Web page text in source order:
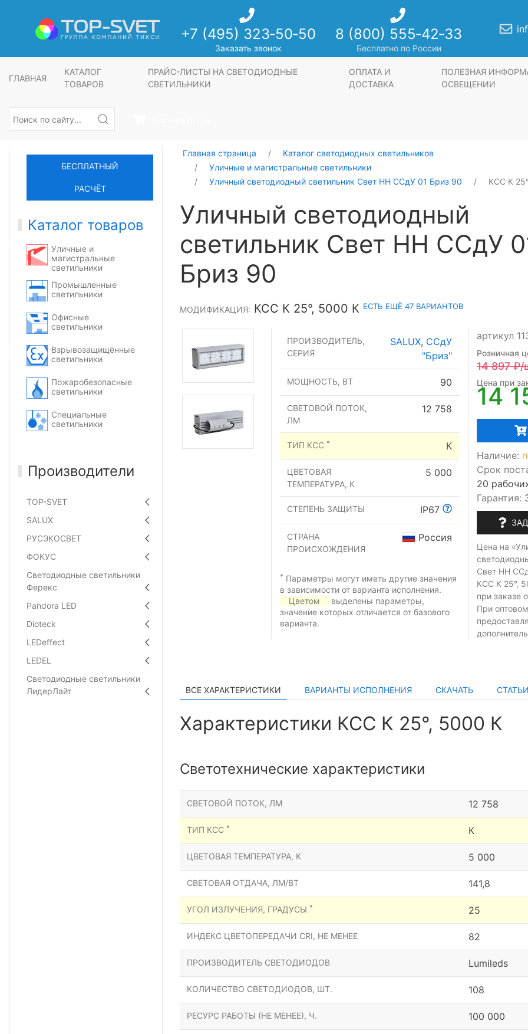
+7 (495) 323‑50‑50
Заказать звонок
8 (800) 555‑42‑33
Бесплатно по России
ГЛАВНАЯ
КАТАЛОГ
ТОВАРОВ
ПРАЙС-ЛИСТЫ НА СВЕТОДИОДНЫЕ
СВЕТИЛЬНИКИ
ОПЛАТА И
ДОСТАВКА
ПОЛЕЗНАЯ
ОСВЕЩЕНИИ
БЕСПЛАТНЫЙ
РАСЧЁТ
Каталог товаров
Уличные и
магистральные
светильники
Промышленные
светильники
Офисные
светильники
Взрывозащищённые
светильники
Пожаробезопасные
светильники
Специальные
светильники
Производители
TOP-SVET
SALUX
РУСЭКОСВЕТ
ФОКУС
Светодиодные светильники
Ферекс
Pandora LED
Dioteck
LEDeffect
LEDEL
Светодиодные светильники
ЛидерЛайт
Главная страница
Каталог светодиодных светильников
Уличные и магистральные светильники
Уличный светодиодный светильник Свет НН ССдУ 01 Бриз 90
КСС К
Уличный светодиодный
светильник Свет НН ССдУ
Бриз 90
МОДИФИКАЦИЯ: КСС К 25°, 5000 К ЕСТЬ ЕЩЁ 47 ВАРИАНТОВ
ПРОИЗВОДИТЕЛЬ,
СЕРИЯ
SALUX, ССдУ
"Бриз"
МОЩНОСТЬ, ВТ 90
СВЕТОВОЙ ПОТОК,
ЛМ
12 758
ТИП КСС * К
ЦВЕТОВАЯ
ТЕМПЕРАТУРА, К
5 000
СТЕПЕНЬ ЗАЩИТЫ IP67
СТРАНА
ПРОИСХОЖДЕНИЯ
Россия
* Параметры могут иметь другие значения
в зависимости от варианта исполнения.
Цветом
выделены параметры,
значение которых отличается от базового
варианта.
артикул
Розничная
14 897₽/
Цена при
14
Наличие:
Срок
20
Гарантия:
Цена на
Свет НН
КСС К 25°,
при заказе
При
ВСЕ ХАРАКТЕРИСТИКИ ВАРИАНТЫ ИСПОЛНЕНИЯ СКАЧАТЬ
Характеристики КСС К 25°, 5000 К
Светотехнические характеристики
СВЕТОВОЙ ПОТОК, ЛМ 12 758
ТИП КСС * К
ЦВЕТОВАЯ ТЕМПЕРАТУРА, К 5 000
СВЕТОВАЯ ОТДАЧА, ЛМ/ВТ 141,8
УГОЛ ИЗЛУЧЕНИЯ, ГРАДУСЫ * 25
ИНДЕКС ЦВЕТОПЕРЕДАЧИ CRI, НЕ МЕНЕЕ 82
ПРОИЗВОДИТЕЛЬ СВЕТОДИОДОВ Lumileds
КОЛИЧЕСТВО СВЕТОДИОДОВ, ШТ. 108
РЕСУРС РАБОТЫ (НЕ МЕНЕЕ), Ч. 100 000